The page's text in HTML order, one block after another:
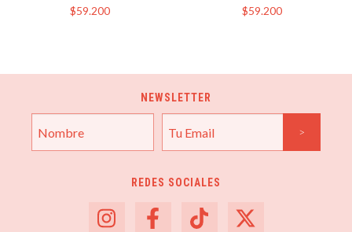
$59.200
$59.200
NEWSLETTER
REDES SOCIALES